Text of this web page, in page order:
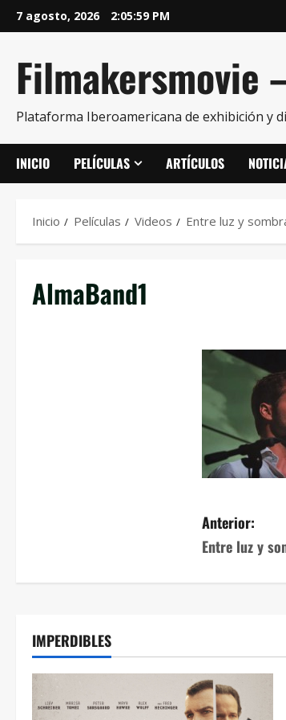
7 agosto, 2026 2:05:59 PM
Filmakersmovie
Plataforma Iberoamericana de exhibición y
INICIO PELÍCULAS ARTÍCULOS
Inicio Películas Videos Entre luz y
AlmaBand1
Anterior:
Entre luz y
IMPERDIBLES